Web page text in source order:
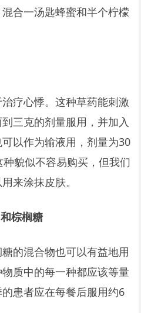
合一汤匙蜂蜜和半个柠檬
疗心悸。这种草药能刺激
三克的剂量服用，并加入
以作为输液用，剂量为30
貌似不容易购买，但我们
来涂抹皮肤。
棕榈糖
的混合物也可以有益地用
质中的每一种都应该等量
患者应在每餐后服用约6